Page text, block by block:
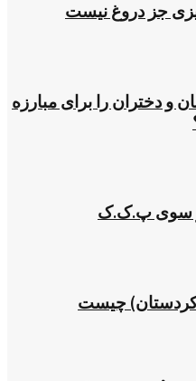
جز دروغ نیست
دختران را برای مبارزه
از سوی پ.ک.ک
چیست